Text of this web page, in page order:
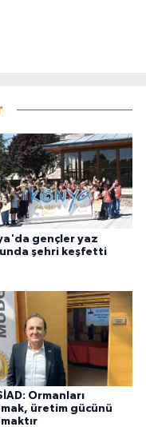
gençler yaz
şehri keşfetti
Ormanları
üretim gücünü